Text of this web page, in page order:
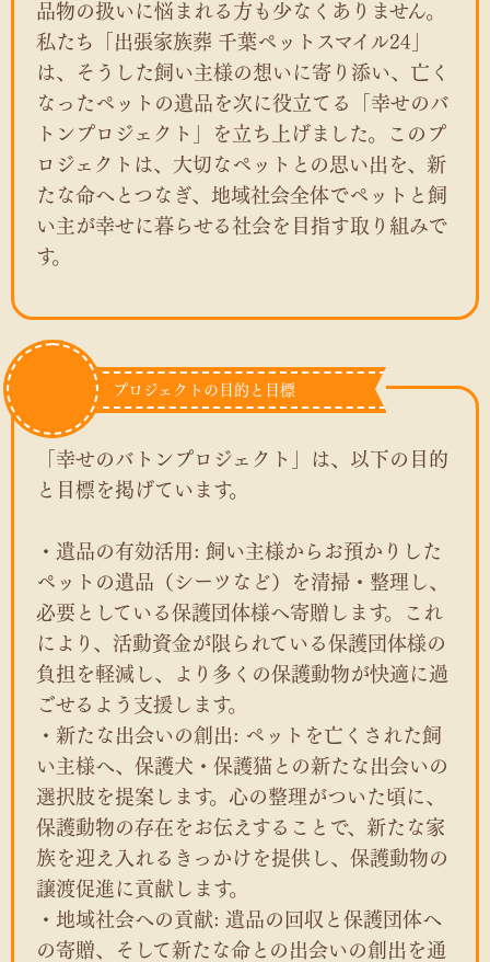
品物の扱いに悩まれる方も少なくありません。
私たち「出張家族葬 千葉ペットスマイル24」
は、そうした飼い主様の想いに寄り添い、亡く
なったペットの遺品を次に役立てる「幸せのバ
トンプロジェクト」を立ち上げました。このプ
ロジェクトは、大切なペットとの思い出を、新
たな命へとつなぎ、地域社会全体でペットと飼
い主が幸せに暮らせる社会を目指す取り組みで
す。
プロジェクトの目的と目標
「幸せのバトンプロジェクト」は、以下の目的
と目標を掲げています。
・遺品の有効活用: 飼い主様からお預かりした
ペットの遺品（シーツなど）を清掃・整理し、
必要としている保護団体様へ寄贈します。これ
により、活動資金が限られている保護団体様の
負担を軽減し、より多くの保護動物が快適に過
ごせるよう支援します。
・新たな出会いの創出: ペットを亡くされた飼
い主様へ、保護犬・保護猫との新たな出会いの
選択肢を提案します。心の整理がついた頃に、
保護動物の存在をお伝えすることで、新たな家
族を迎え入れるきっかけを提供し、保護動物の
譲渡促進に貢献します。
・地域社会への貢献: 遺品の回収と保護団体へ
の寄贈、そして新たな命との出会いの創出を通